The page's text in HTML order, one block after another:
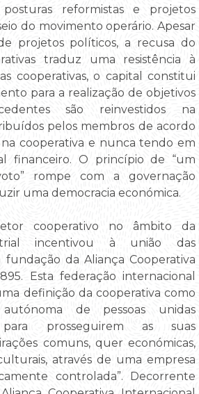
reformistas e projetos
do movimento operário. Apesar
projetos políticos, a recusa do
traduz uma resistência à
cooperativas, o capital constitui
para a realização de objetivos
são reinvestidos na
pelos membros de acordo
cooperativa e nunca tendo em
financeiro. O princípio de “um
rompe com a governação
uma democracia económica.
cooperativo no âmbito da
incentivou à união das
fundação da Aliança Cooperativa
Esta federação internacional
definição da cooperativa como
autónoma de pessoas unidas
para prosseguirem as suas
comuns, quer económicas,
através de uma empresa
controlada”. Decorrente